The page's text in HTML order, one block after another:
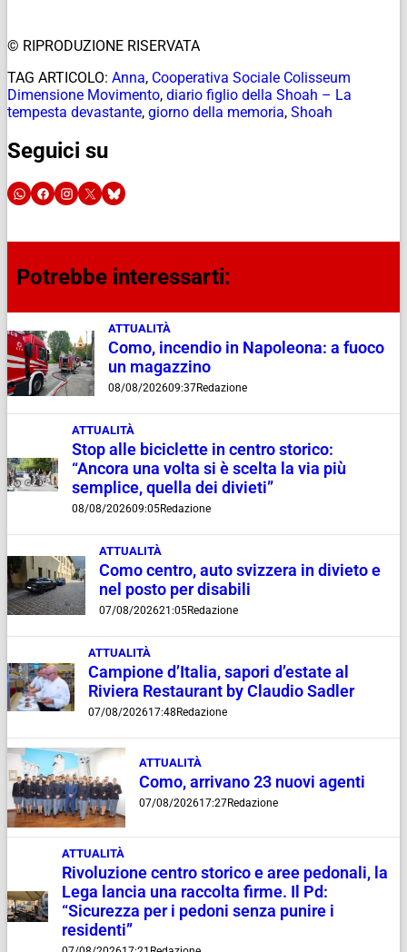
© RIPRODUZIONE RISERVATA
TAG ARTICOLO: Anna, Cooperativa Sociale Colisseum
Dimensione Movimento, diario figlio della Shoah – La
tempesta devastante, giorno della memoria, Shoah
Seguici su
Potrebbe interessarti:
ATTUALITÀ
Como, incendio in Napoleona: a fuoco
un magazzino
08/08/202609:37Redazione
ATTUALITÀ
Stop alle biciclette in centro storico:
“Ancora una volta si è scelta la via più
semplice, quella dei divieti”
08/08/202609:05Redazione
ATTUALITÀ
Como centro, auto svizzera in divieto e
nel posto per disabili
07/08/202621:05Redazione
ATTUALITÀ
Campione d’Italia, sapori d’estate al
Riviera Restaurant by Claudio Sadler
07/08/202617:48 Redazione
ATTUALITÀ
Como, arrivano 23 nuovi agenti
07/08/202617:27Redazione
ATTUALITÀ
Rivoluzione centro storico e aree pedonali, la
Lega lancia una raccolta firme. Il Pd:
“Sicurezza per i pedoni senza punire i
residenti”